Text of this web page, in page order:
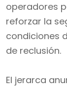
operadores
reforzar la
condiciones
de reclusión.
El jerarca